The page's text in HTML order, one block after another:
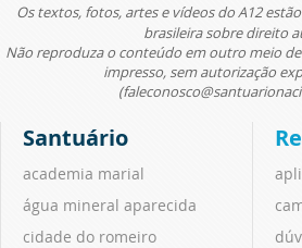
Os textos, fotos, artes e vídeos do A12
brasileira sobre direito
Não reproduza o conteúdo em outro meio
impresso, sem autorização
Santuário
academia marial
água mineral aparecida
cidade do romeiro